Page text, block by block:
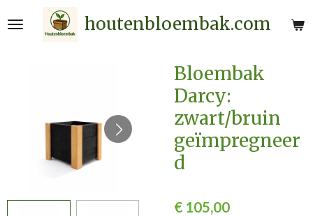
direct
houtenbloembak.com
Bloembak
Darcy:
zwart/bruin
geïmpregneer
d
€ 105,00